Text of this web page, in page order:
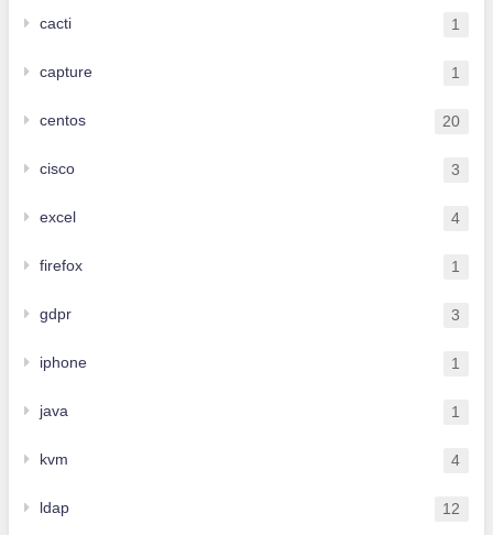
cacti 1
capture 1
centos 20
cisco 3
excel 4
firefox 1
gdpr 3
iphone 1
java 1
kvm 4
ldap 12